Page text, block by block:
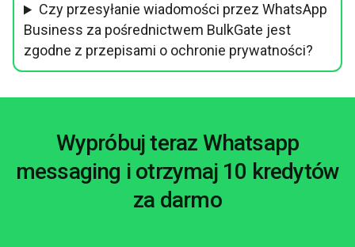
Czy przesyłanie wiadomości przez WhatsApp
Business za pośrednictwem BulkGate jest
zgodne z przepisami o ochronie prywatności?
Wypróbuj teraz Whatsapp
messaging i otrzymaj 10 kredytów
za darmo